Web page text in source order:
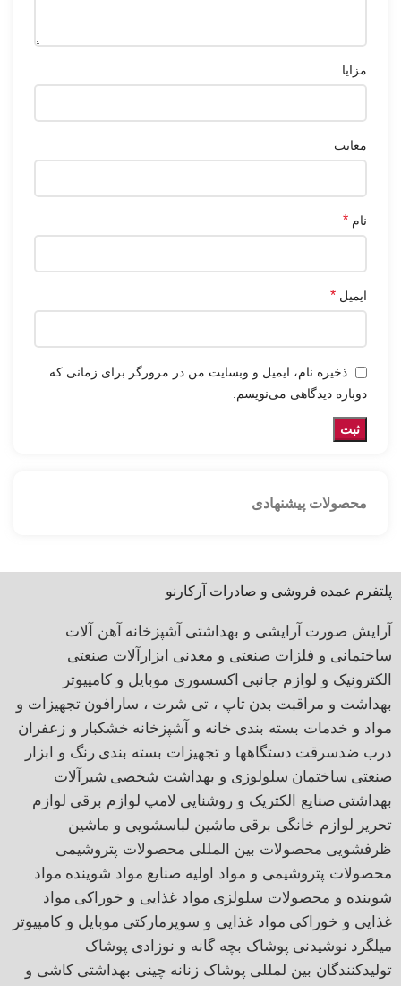
مزایا
معایب
نام *
ایمیل *
ذخیره نام، ایمیل و وبسایت من در مرورگر برای زمانی که
دوباره دیدگاهی می‌نویسم.
محصولات پیشنهادی
پلتفرم عمده فروشی و صادرات آرکارنو
آرایش صورت آرایشی و بهداشتی آشپزخانه آهن آلات
ساختمانی و فلزات صنعتی و معدنی ابزارآلات صنعتی
الکترونیک و لوازم جانبی اکسسوری موبایل و کامپیوتر
بهداشت و مراقبت بدن تاپ ، تی شرت ، سارافون تجهیزات و
مواد و خدمات بسته بندی خانه و آشپزخانه خشکبار و زعفران
درب ضدسرقت دستگاهها و تجهیزات بسته بندی رنگ و ابزار
صنعتی ساختمان سلولوزی و بهداشت شخصی شیرآلات
بهداشتی صنایع الکتریک و روشنایی لامپ لوازم برقی لوازم
تحریر لوازم خانگی برقی ماشین لباسشویی و ماشین
ظرفشویی محصولات بین المللی محصولات پتروشیمی
محصولات پتروشیمی و مواد اولیه صنایع مواد شوینده مواد
شوینده و محصولات سلولزی مواد غذایی و خوراکی مواد
غذایی و خوراکی مواد غذایی و سوپرمارکتی موبایل و کامپیوتر
میلگرد نوشیدنی پوشاک بچه گانه و نوزادی پوشاک
تولیدکنندگان بین لمللی پوشاک زنانه چینی بهداشتی کاشی و